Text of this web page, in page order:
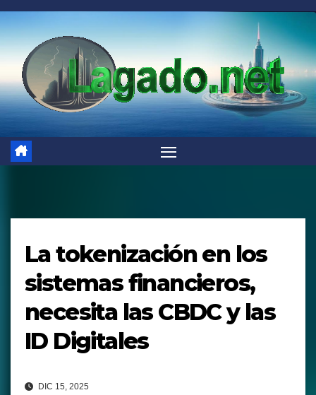
Saltar
al
contenido
La tokenización en los
sistemas financieros,
necesita las CBDC y las
ID Digitales
DIC 15, 2025